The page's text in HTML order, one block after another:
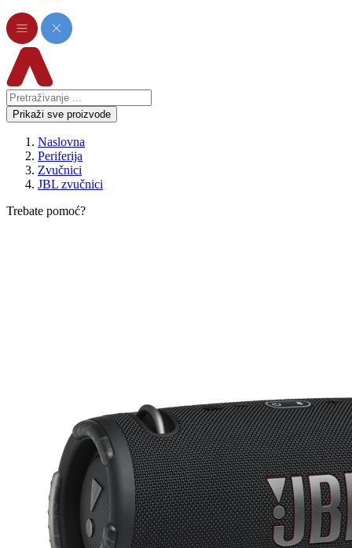
Prikaži sve proizvode
Naslovna
Periferija
Zvučnici
JBL zvučnici
Trebate pomoć?